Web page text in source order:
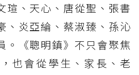
瑄、天心、唐從聖、張書
、炎亞綸、蔡淑臻、孫沁
。《聰明鎮》不只會聚焦
也會從學生、家長、老